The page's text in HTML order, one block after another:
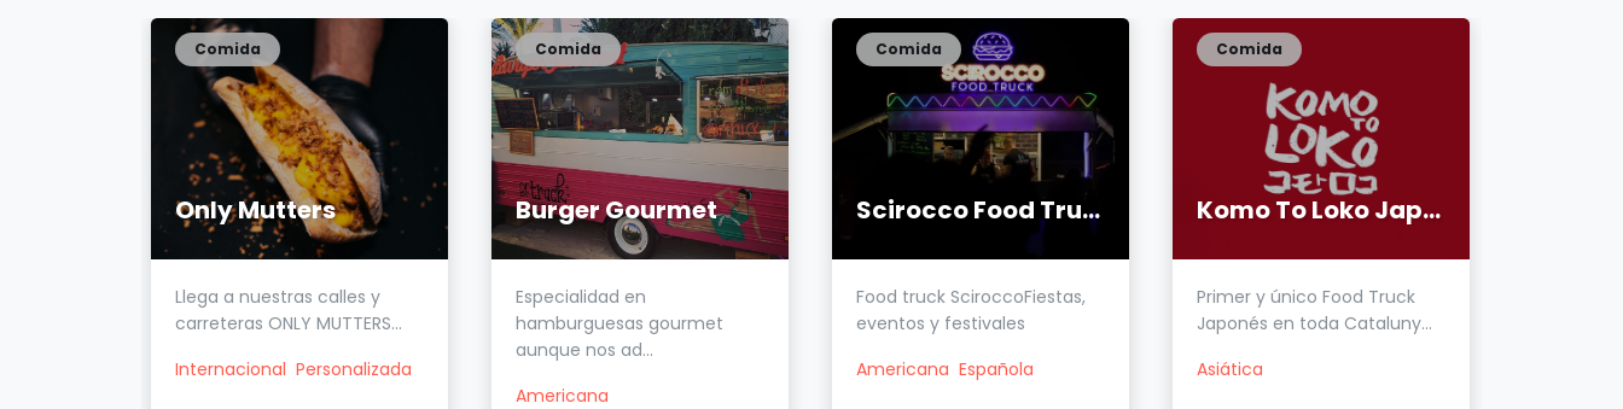
Only Mutters
Comida
Llega a nuestras calles y
carreteras ONLY MUTTERS...
Internacional Personalizada
Burger Gourmet
Comida
Especialidad en
hamburguesas gourmet
aunque nos ad...
Americana
Scirocco Food Truck
Comida
Food truck SciroccoFiestas,
eventos y festivales
Americana Española
Komo To Loko Japanese Food
Comida
Primer y único Food Truck
Japonés en toda Cataluny...
Asiática